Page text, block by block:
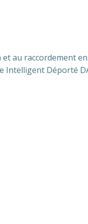
au raccordement
Intelligent Déporté